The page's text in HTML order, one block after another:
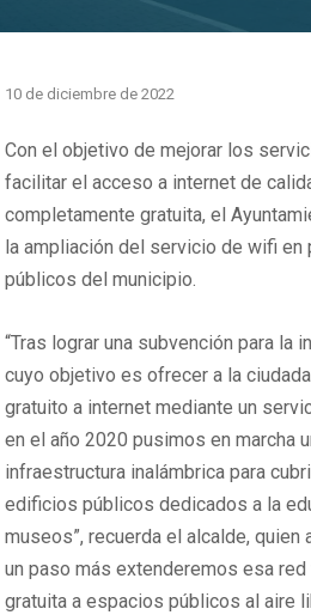
10 de diciembre de 2022
Con el objetivo de mejorar los
facilitar el acceso a internet de
completamente gratuita, el
la ampliación del servicio de wifi
públicos del municipio.
“Tras lograr una subvención para la
cuyo objetivo es ofrecer a la
gratuito a internet mediante un
en el año 2020 pusimos en marcha
infraestructura inalámbrica para
edificios públicos dedicados a la
museos”, recuerda el alcalde, quien
un paso más extenderemos esa
gratuita a espacios públicos al aire